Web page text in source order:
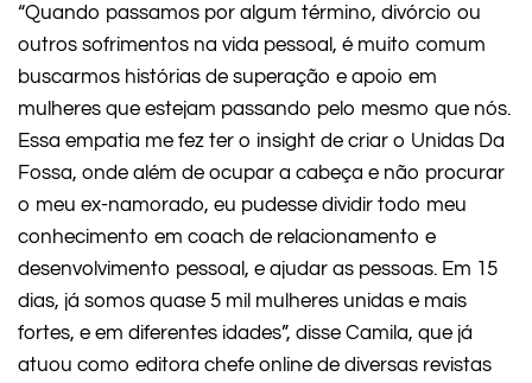
“Quando passamos por algum término, divórcio ou
outros sofrimentos na vida pessoal, é muito comum
buscarmos histórias de superação e apoio em
mulheres que estejam passando pelo mesmo que nós.
Essa empatia me fez ter o insight de criar o Unidas Da
Fossa, onde além de ocupar a cabeça e não procurar
o meu ex-namorado, eu pudesse dividir todo meu
conhecimento em coach de relacionamento e
desenvolvimento pessoal, e ajudar as pessoas. Em 15
dias, já somos quase 5 mil mulheres unidas e mais
fortes, e em diferentes idades”, disse Camila, que já
atuou como editora chefe online de diversas revistas